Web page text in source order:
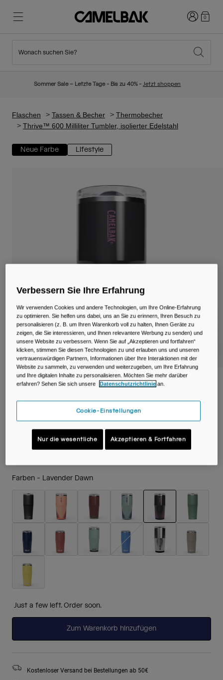
Neuigkeiten
Trinkrucksäcke
Sport Trinkflaschen
Becher & Travel Mugs
Gürtel & Hüfttaschen
Fahrradtaschen
Trinkblasen
Zubehör
Alle kaufen
Wandern
Weg mit Wegwerfartikel
Anmelden
0
Wonach suchen Sie?
Sommer Sale – Letzte Tage - Bis zu 40% -Jetzt shoppen
Flaschen Tassen & Becher
Thermobecher
Thrive™ 600 Milliliter Tumbler, isolierter Edelstahl
Neue Farbe Lifestyle
Thrive™ 600 Milliliter Tumbler, isolierter
38155-F52-OS
€ 39,99
Farben - Lavender Dawn
ausgewählt
Just a few left. Order soon.
Zum Warenkorb hinzufügen
Kostenloser Versand bei Bestellungen ab 50€
Verbessern Sie Ihre Erfahrung
Wir verwenden Cookies und andere Technologien, um Ihre Online-Erfahrung
zu optimieren. Sie helfen uns dabei, uns an Sie zu erinnern, Ihren Besuch zu
personalisieren (z. B. um Ihren Warenkorb voll zu halten, Ihnen Geräte zu
zeigen, die Sie interessieren, und Ihnen relevantere Werbung zu senden) und
unsere Website zu verbessern. Wenn Sie auf „Akzeptieren und fortfahren“
klicken, stimmen Sie diesen Technologien zu und erlauben uns und unseren
vertrauenswürdigen Partnern, Informationen über Ihre Interaktionen mit der
Website zu sammeln, zu verwenden und weiterzugeben, um Ihre Erfahrung
und Ihre digitalen Inhalte zu personalisieren. Möchten Sie mehr darüber
erfahren? Sehen Sie sich unsere
Datenschutzrichtlinie an.
Cookie-Einstellungen
Nur die wesentliche Akzeptieren & Fortfahren